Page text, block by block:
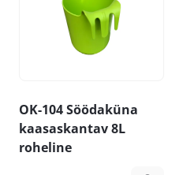
OK-104 Söödaküna
kaasaskantav 8L
roheline